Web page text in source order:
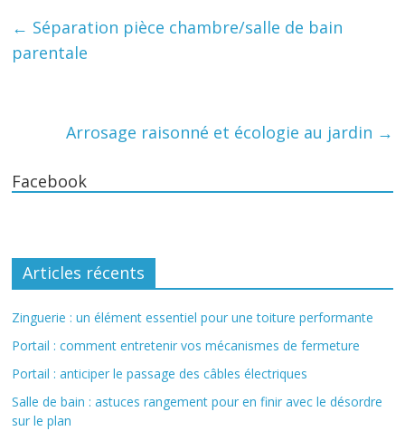
← Séparation pièce chambre/salle de bain
parentale
Arrosage raisonné et écologie au jardin →
Facebook
Articles récents
Zinguerie : un élément essentiel pour une toiture performante
Portail : comment entretenir vos mécanismes de fermeture
Portail : anticiper le passage des câbles électriques
Salle de bain : astuces rangement pour en finir avec le désordre
sur le plan